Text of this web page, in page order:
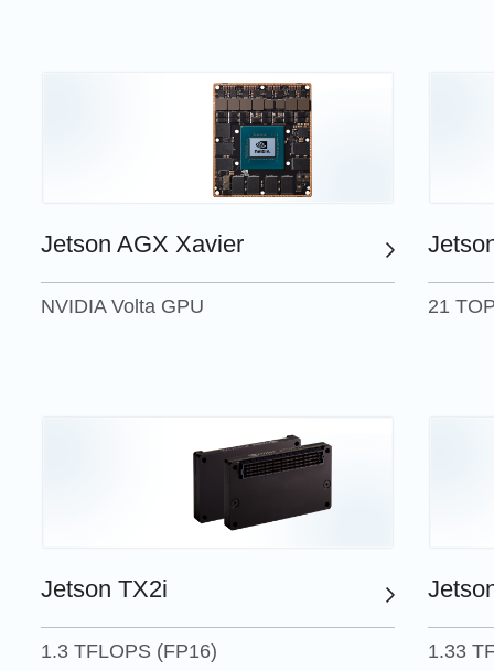
Jetson AGX Xavier
NVIDIA Volta GPU 21
Jetson TX2i
1.3 TFLOPS (FP16) 1.33